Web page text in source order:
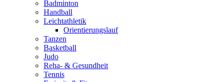
Badminton
Handball
Leichtathletik
Orientierungslauf
Tanzen
Basketball
Judo
Reha- & Gesundheit
Tennis